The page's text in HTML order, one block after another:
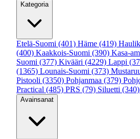
Kategoria
Etelä-Suomi (401) Häme (419)
(400) Kaakkois-Suomi (390) Kasa-
Suomi (377) Kivääri (4229) Lappi
(1365) Lounais-Suomi (373)
Pistooli (3350) Pohjanmaa (379)
Practical (485) PRS (79) Siluetti (340)
Avainsanat